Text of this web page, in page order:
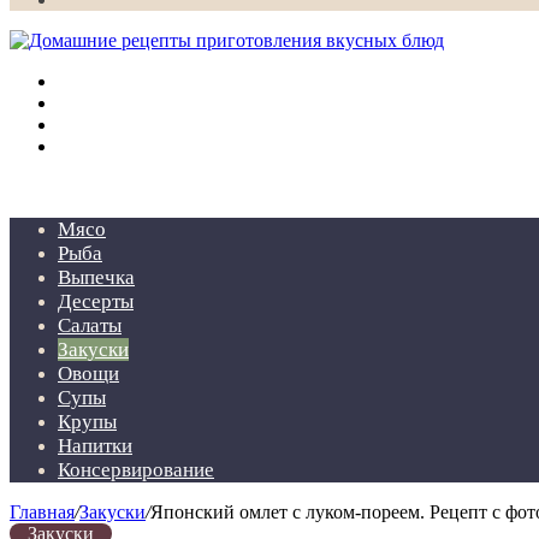
Мясо
Рыба
Выпечка
Десерты
Салаты
Закуски
Овощи
Супы
Крупы
Напитки
Консервирование
Главная/Закуски/Японский омлет с луком-пореем. Рецепт с
Закуски